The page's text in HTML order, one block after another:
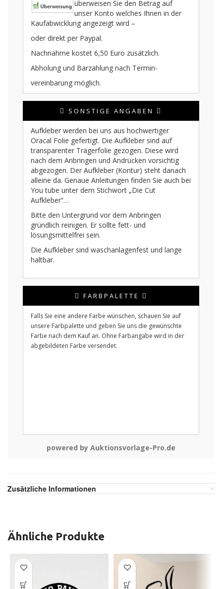
überweisen Sie den Betrag auf
unser Konto welches Ihnen in der
Kaufabwicklung angezeigt wird –
oder direkt per Paypal.
Nachnahme kostet 6,50 Euro zusätzlich.
Abholung und Barzahlung nach Termin-
vereinbarung möglich.
SONSTIGE ANGABEN
Aufkleber werden bei uns aus hochwertiger
Oracal Folie gefertigt. Die Aufkleber sind auf
transparenter Trägerfolie gezogen. Diese wird
nach dem Anbringen und Andrücken vorsichtig
abgezogen. Der Aufkleber (Kontur) steht danach
alleine da. Genaue Anleitungen finden Sie auch bei
You tube unter dem Stichwort „Die Cut
Aufkleber“…
Bitte den Untergrund vor dem Anbringen
gründlich reinigen. Er sollte fett- und
lösungsmittelfrei sein.
Die Aufkleber sind waschanlagenfest und lange
haltbar.
FARBPALETTE
Falls Sie eine andere Farbe wünschen, schauen Sie auf
unsere Farbpalette und geben Sie uns die gewünschte
Farbe nach dem Kauf an. Ohne Farbangabe wird in der
abgebildeten Farbe versendet.
powered by Auktionsvorlage-Pro.de
Zusätzliche Informationen
Ähnliche Produkte